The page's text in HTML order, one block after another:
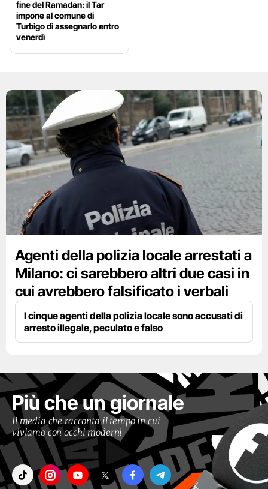
fine del Ramadan: il Tar
impone al comune di
Turbigo di assegnarlo entro
venerdì
Agenti della polizia locale arrestati a
Milano: ci sarebbero altri due casi in
cui avrebbero falsificato i verbali
I cinque agenti della polizia locale sono accusati di
arresto illegale, peculato e falso
Più che un giornale
Il media che racconta il tempo in cui
viviamo con occhi moderni